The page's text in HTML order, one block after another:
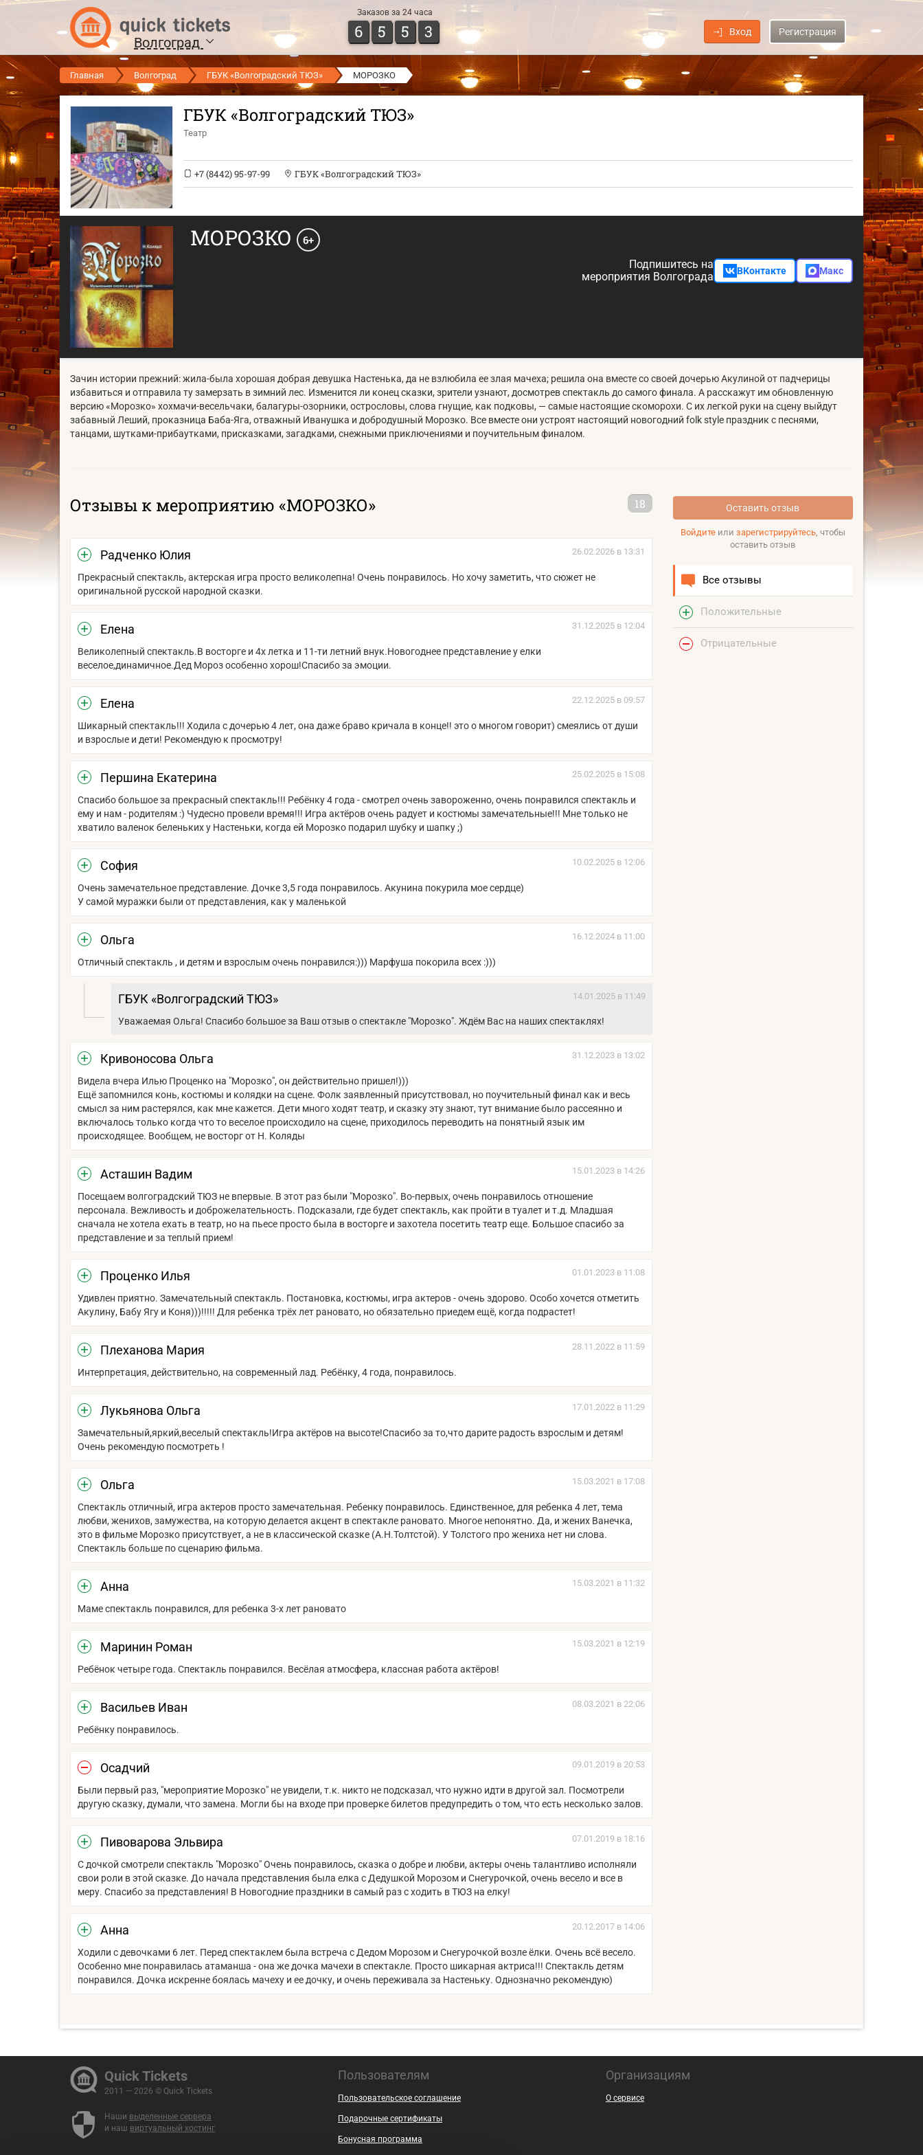
Волгоград
Заказов за 24 часа
6 5 5 3 Вход Регистрация
Главная Волгоград ГБУК «Волгоградский ТЮЗ» МОРОЗКО
ГБУК «Волгоградский ТЮЗ»
Театр
+7 (8442) 95-97-99 ГБУК «Волгоградский ТЮЗ»
МОРОЗКО 6+
Подпишитесь на
мероприятия Волгограда
ВКонтакте Макс
Зачин истории прежний: жила-была хорошая добрая девушка Настенька, да не взлюбила ее злая мачеха; решила она вместе со своей дочерью Акулиной от падчерицы
избавиться и отправила ту замерзать в зимний лес. Изменится ли конец сказки, зрители узнают, досмотрев спектакль до самого финала. А расскажут им обновленную
версию «Морозко» хохмачи-весельчаки, балагуры-озорники, острословы, слова гнущие, как подковы, — самые настоящие скоморохи. С их легкой руки на сцену выйдут
забавный Леший, проказница Баба-Яга, отважный Иванушка и добродушный Морозко. Все вместе они устроят настоящий новогодний folk style праздник с песнями,
танцами, шутками-прибаутками, присказками, загадками, снежными приключениями и поучительным финалом.
18
Отзывы к мероприятию «МОРОЗКО»
Радченко Юлия 26.02.2026 в 13:31
Прекрасный спектакль, актерская игра просто великолепна! Очень понравилось. Но хочу заметить, что сюжет не
оригинальной русской народной сказки.
Елена 31.12.2025 в 12:04
Великолепный спектакль.В восторге и 4х летка и 11-ти летний внук.Новогоднее представление у елки
веселое,динамичное.Дед Мороз особенно хорош!Спасибо за эмоции.
Елена 22.12.2025 в 09:57
Шикарный спектакль!!! Ходила с дочерью 4 лет, она даже браво кричала в конце!! это о многом говорит) смеялись от души
и взрослые и дети! Рекомендую к просмотру!
Першина Екатерина 25.02.2025 в 15:08
Спасибо большое за прекрасный спектакль!!! Ребёнку 4 года - смотрел очень завороженно, очень понравился спектакль и
ему и нам - родителям :) Чудесно провели время!!! Игра актёров очень радует и костюмы замечательные!!! Мне только не
хватило валенок беленьких у Настеньки, когда ей Морозко подарил шубку и шапку ;)
София 10.02.2025 в 12:06
Очень замечательное представление. Дочке 3,5 года понравилось. Акунина покурила мое сердце)
У самой муражки были от представления, как у маленькой
Ольга 16.12.2024 в 11:00
Отличный спектакль , и детям и взрослым очень понравился:))) Марфуша покорила всех :)))
ГБУК «Волгоградский ТЮЗ» 14.01.2025 в 11:49
Уважаемая Ольга! Спасибо большое за Ваш отзыв о спектакле "Морозко". Ждём Вас на наших спектаклях!
Кривоносова Ольга 31.12.2023 в 13:02
Видела вчера Илью Проценко на "Морозко", он действительно пришел!)))
Ещё запомнился конь, костюмы и колядки на сцене. Фолк заявленный присутствовал, но поучительный финал как и весь
смысл за ним растерялся, как мне кажется. Дети много ходят театр, и сказку эту знают, тут внимание было рассеянно и
включалось только когда что то веселое происходило на сцене, приходилось переводить на понятный язык им
происходящее. Вообщем, не восторг от Н. Коляды
Асташин Вадим 15.01.2023 в 14:26
Посещаем волгоградский ТЮЗ не впервые. В этот раз были "Морозко". Во-первых, очень понравилось отношение
персонала. Вежливость и доброжелательность. Подсказали, где будет спектакль, как пройти в туалет и т.д. Младшая
сначала не хотела ехать в театр, но на пьесе просто была в восторге и захотела посетить театр еще. Большое спасибо за
представление и за теплый прием!
Проценко Илья 01.01.2023 в 11:08
Удивлен приятно. Замечательный спектакль. Постановка, костюмы, игра актеров - очень здорово. Особо хочется отметить
Акулину, Бабу Ягу и Коня)))!!!!! Для ребенка трёх лет рановато, но обязательно приедем ещё, когда подрастет!
Плеханова Мария 28.11.2022 в 11:59
Интерпретация, действительно, на современный лад. Ребёнку, 4 года, понравилось.
Лукьянова Ольга 17.01.2022 в 11:29
Замечательный,яркий,веселый спектакль!Игра актёров на высоте!Спасибо за то,что дарите радость взрослым и детям!
Очень рекомендую посмотреть !
Ольга 15.03.2021 в 17:08
Спектакль отличный, игра актеров просто замечательная. Ребенку понравилось. Единственное, для ребенка 4 лет, тема
любви, женихов, замужества, на которую делается акцент в спектакле рановато. Многое непонятно. Да, и жених Ванечка,
это в фильме Морозко присутствует, а не в классической сказке (А.Н.Толтстой). У Толстого про жениха нет ни слова.
Спектакль больше по сценарию фильма.
Анна 15.03.2021 в 11:32
Маме спектакль понравился, для ребенка 3-х лет рановато
Маринин Роман 15.03.2021 в 12:19
Ребёнок четыре года. Спектакль понравился. Весёлая атмосфера, классная работа актёров!
Васильев Иван 08.03.2021 в 22:06
Ребёнку понравилось.
Осадчий 09.01.2019 в 20:53
Были первый раз, "мероприятие Морозко" не увидели, т.к. никто не подсказал, что нужно идти в другой зал. Посмотрели
другую сказку, думали, что замена. Могли бы на входе при проверке билетов предупредить о том, что есть несколько залов.
Пивоварова Эльвира 07.01.2019 в 18:16
С дочкой смотрели спектакль "Морозко" Очень понравилось, сказка о добре и любви, актеры очень талантливо исполняли
свои роли в этой сказке. До начала представления была елка с Дедушкой Морозом и Снегурочкой, очень весело и все в
меру. Спасибо за представления! В Новогодние праздники в самый раз с ходить в ТЮЗ на елку!
Анна 20.12.2017 в 14:06
Ходили с девочками 6 лет. Перед спектаклем была встреча с Дедом Морозом и Снегурочкой возле ёлки. Очень всё весело.
Особенно мне понравилась атаманша - она же дочка мачехи в спектакле. Просто шикарная актриса!!! Спектакль детям
понравился. Дочка искренне боялась мачеху и ее дочку, и очень переживала за Настеньку. Однозначно рекомендую)
Оставить отзыв
Войдитеили зарегистрируйтесь, чтобы
оставить отзыв
Все отзывы
Положительные
Отрицательные
Quick Tickets
2011 — 2026 © Quick Tickets
Наши выделенные сервера
и наш виртуальный хостинг
Пользователям
Пользовательское соглашение
Подарочные сертификаты
Бонусная программа
Организациям
О сервисе